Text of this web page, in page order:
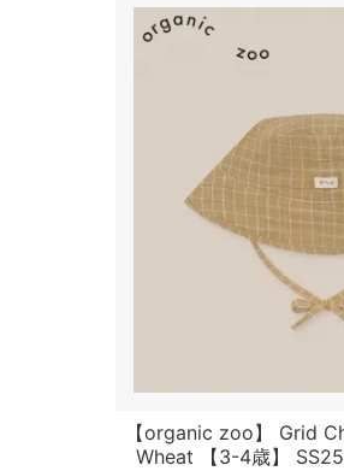
【organic zoo】 Grid
Wheat 【3-4歳】